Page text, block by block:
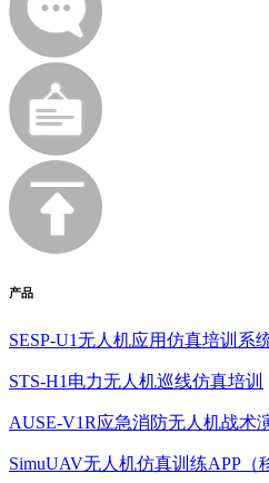
产品
SESP-U1无人机应用仿真培训系
STS-H1电力无人机巡线仿真培训
AUSE-V1R应急消防无人机战术
SimuUAV无人机仿真训练APP（